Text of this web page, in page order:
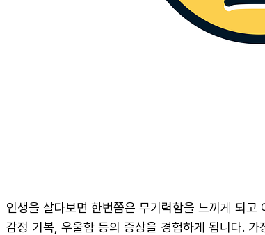
인생을 살다보면 한번쯤은 무기력함을 느끼게 되
감정 기복, 우울함 등의 증상을 경험하게 됩니다.